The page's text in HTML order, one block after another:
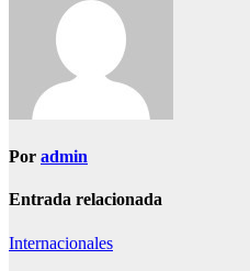
Por admin
Entrada relacionada
Internacionales